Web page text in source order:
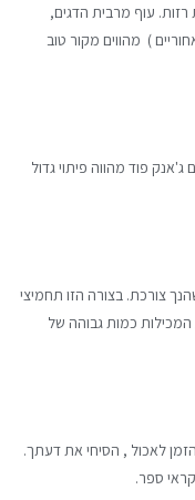
רזות. עוף מרבית הדגים,
) מהווים מקור טוב
פוד מהווה פיתוי גדול
צורכת. בצורה הזו תחמיצי
המכילות כמות גבוהה של
לאכול , הסיחי את דעתך.
ספר.